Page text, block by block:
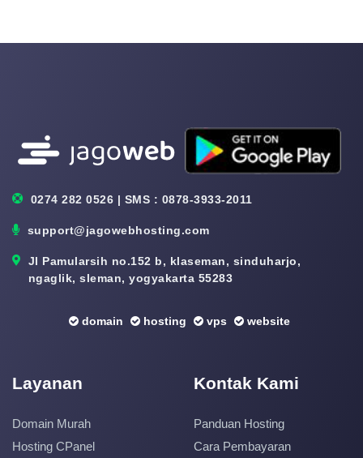
0274 282 0526 | SMS : 0878-3933-2011
support@jagowebhosting.com
Jl Pamularsih no.152 b, klaseman, sinduharjo,
ngaglik, sleman, yogyakarta 55283
domain hosting vps website
Layanan
Domain Murah
Hosting CPanel
Kontak Kami
Panduan Hosting
Cara Pembayaran